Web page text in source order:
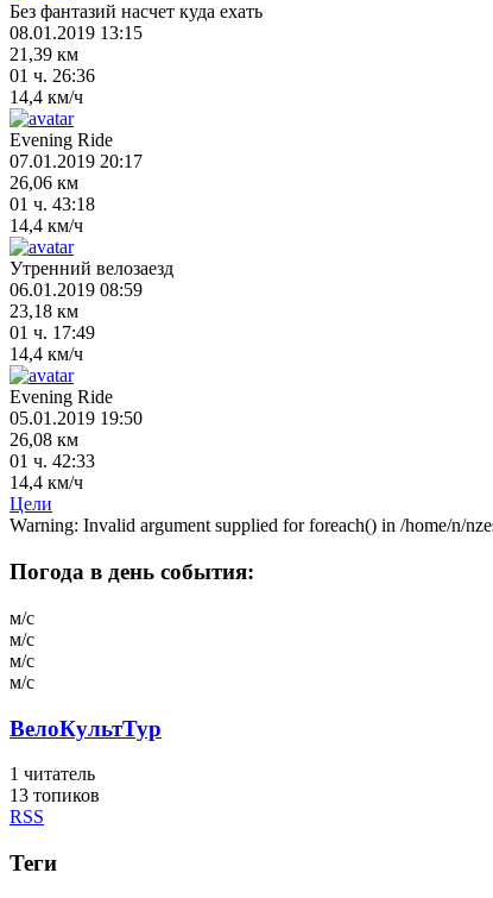
Без фантазий насчет куда ехать
08.01.2019 13:15
21,39 км
01 ч. 26:36
14,4 км/ч
Evening Ride
07.01.2019 20:17
26,06 км
01 ч. 43:18
14,4 км/ч
Утренний велозаезд
06.01.2019 08:59
23,18 км
01 ч. 17:49
14,4 км/ч
Evening Ride
05.01.2019 19:50
26,08 км
01 ч. 42:33
14,4 км/ч
Цели
Warning: Invalid argument supplied for foreach() in /home/n/
Погода в день события:
м/с
м/с
м/с
м/с
ВелоКультТур
1 читатель
13 топиков
RSS
Теги